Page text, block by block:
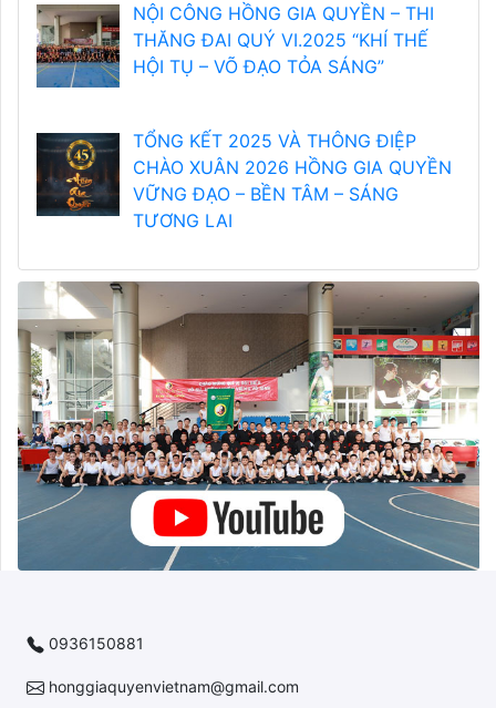
NỘI CÔNG HỒNG GIA QUYỀN – THI
THĂNG ĐAI QUÝ VI.2025 “KHÍ THẾ
HỘI TỤ – VÕ ĐẠO TỎA SÁNG”
TỔNG KẾT 2025 VÀ THÔNG ĐIỆP
CHÀO XUÂN 2026 HỒNG GIA QUYỀN
VỮNG ĐẠO – BỀN TÂM – SÁNG
TƯƠNG LAI
0936150881
honggiaquyenvietnam@gmail.com